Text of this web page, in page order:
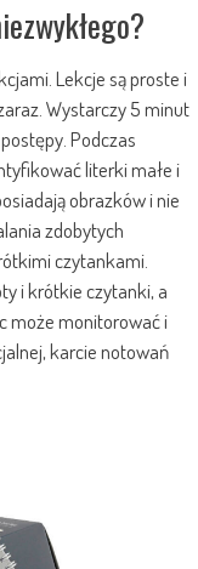
Lekcje są proste i
Wystarczy 5 minut
Podczas
literki małe i
obrazków i nie
zdobytych
czytankami.
i krótkie czytanki, a
może monitorować i
karcie notowań